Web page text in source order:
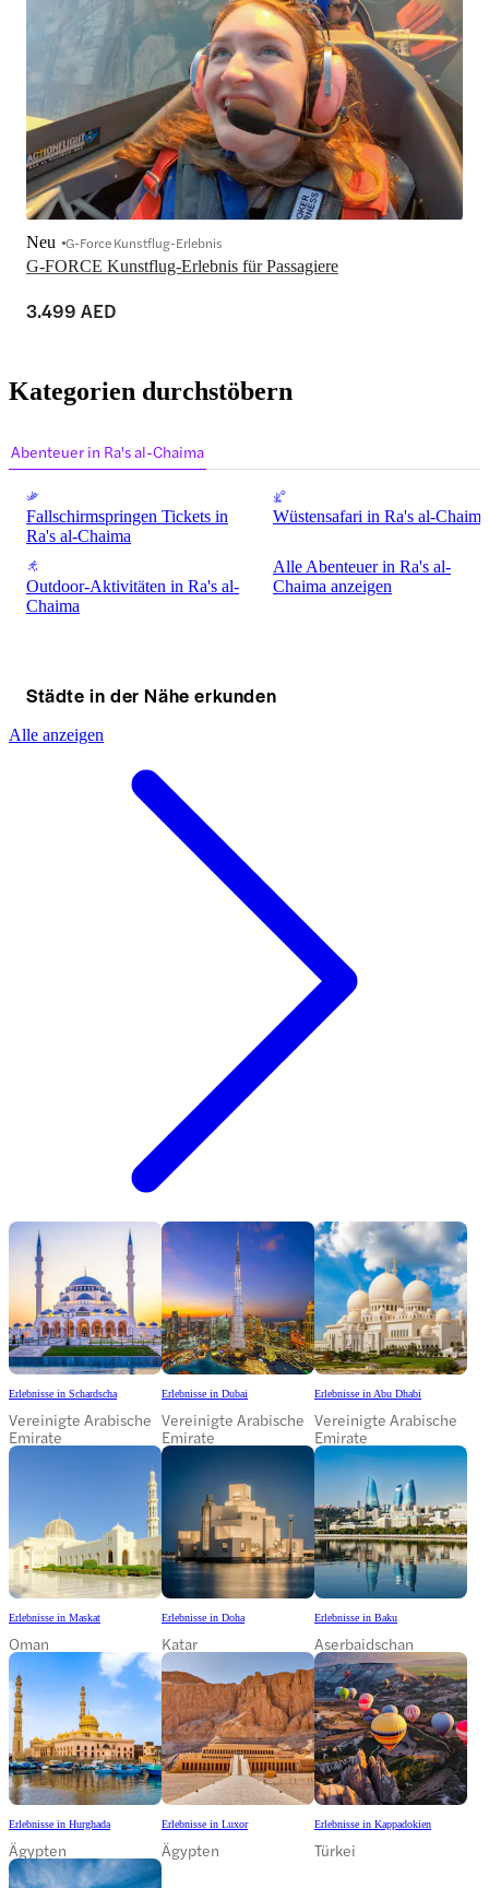
G-FORCE Kunstflug-Erlebnis für Passagiere
Neu G-Force Kunstflug-Erlebnis
3.499 AED
Kategorien durchstöbern
Abenteuer in Ra's al-Chaima
Fallschirmspringen Tickets in
Ra's al-Chaima
Wüstensafari in Ra's al-Chaima
Outdoor-Aktivitäten in Ra's al-
Chaima
Alle Abenteuer in Ra's al-
Chaima anzeigen
Städte in der Nähe erkunden
Alle anzeigen
Erlebnisse in Schardscha
Vereinigte Arabische
Emirate
Erlebnisse in Dubai
Vereinigte Arabische
Emirate
Erlebnisse in Abu Dhabi
Vereinigte Arabische
Emirate
Erlebnisse in Maskat
Oman
Erlebnisse in Doha
Katar
Erlebnisse in Baku
Aserbaidschan
Erlebnisse in Hurghada
Ägypten
Erlebnisse in Luxor
Ägypten
Erlebnisse in Kappadokien
Türkei